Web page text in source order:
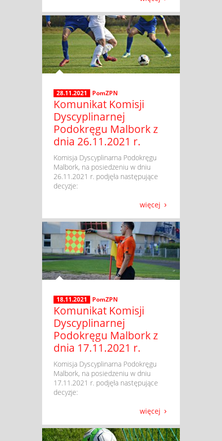
28.11.2021 PomZPN
Komunikat Komisji
Dyscyplinarnej
Podokręgu Malbork z
dnia 26.11.2021 r.
​ Komisja Dyscyplinarna Podokręgu
Malbork, na posiedzeniu w dniu
26.11.2021 r. podjęła następujące
decyzje:
więcej
18.11.2021 PomZPN
Komunikat Komisji
Dyscyplinarnej
Podokręgu Malbork z
dnia 17.11.2021 r.
​ Komisja Dyscyplinarna Podokręgu
Malbork, na posiedzeniu w dniu
17.11.2021 r. podjęła następujące
decyzje:
więcej